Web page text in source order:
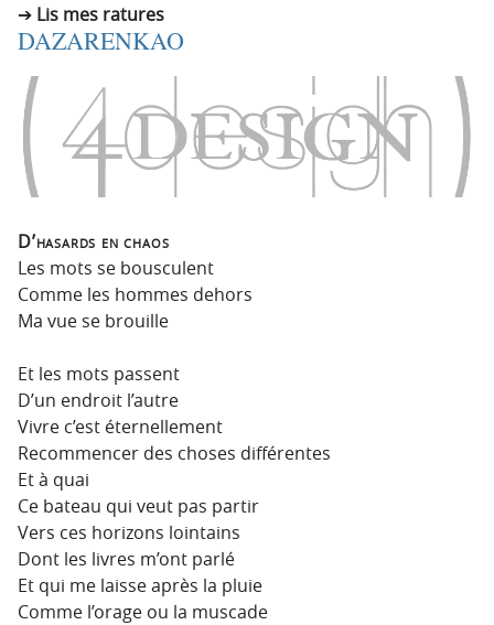
Lis mes ratures
DAZARENKAO
D’hasards en chaos
Les mots se bousculent
Comme les hommes dehors
Ma vue se brouille
Et les mots passent
D’un endroit l’autre
Vivre c’est éternellement
Recommencer des choses différentes
Et à quai
Ce bateau qui veut pas partir
Vers ces horizons lointains
Dont les livres m’ont parlé
Et qui me laisse après la pluie
Comme l’orage ou la muscade